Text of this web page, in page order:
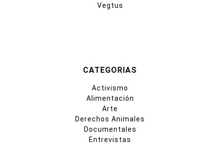
Vegtus
CATEGORIAS
Activismo
Alimentación
Arte
Derechos Animales
Documentales
Entrevistas